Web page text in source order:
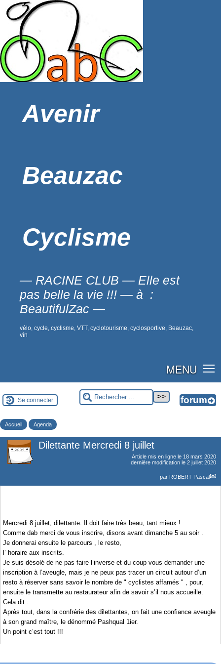
Avenir
Beauzac
Cyclisme
— RACINE CLUB — Elle est
pas belle la vie !!! — à :
BeautifulZac —
vélo, cycle, cyclisme, VTT, cyclotourisme, cyclosportive, Beauzac,
vin
MENU
Se connecter
Accueil Agenda
Dilettante Mercredi 8 juillet
Article mis en ligne le 18 mars 2020
dernière modification le 2 juillet 2020
par ROBERT Pascal
Mercredi 8 juillet, dilettante. Il doit faire très beau, tant mieux !
Comme dab merci de vous inscrire, disons avant dimanche 5 au soir .
Je donnerai ensuite le parcours , le resto,
l’ horaire aux inscrits.
Je suis désolé de ne pas faire l’inverse et du coup vous demander une
inscription à l’aveugle, mais je ne peux pas tracer un circuit autour d’un
resto à réserver sans savoir le nombre de " cyclistes affamés " , pour,
ensuite le transmette au restaurateur afin de savoir s’il nous accueille.
Cela dit :
Après tout, dans la confrérie des dilettantes, on fait une confiance aveugle
à son grand maître, le dénommé Pashqual 1ier.
Un point c’est tout !!!